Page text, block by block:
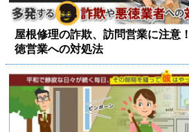
屋根修理の詐欺、訪問営業に注意
徳営業への対処法